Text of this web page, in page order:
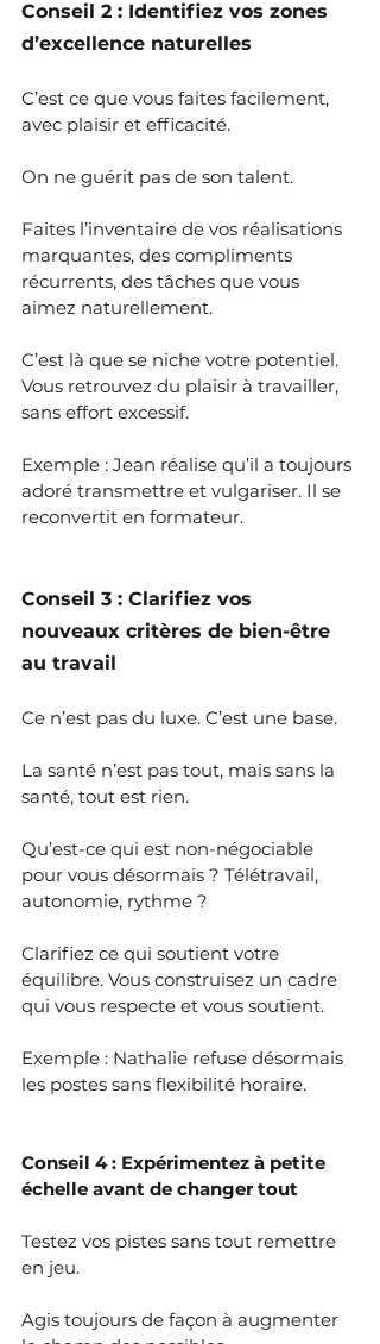
Conseil 2 : Identifiez vos zones
d’excellence naturelles
C’est ce que vous faites facilement,
avec plaisir et efficacité.
On ne guérit pas de son talent.
Faites l’inventaire de vos réalisations
marquantes, des compliments
récurrents, des tâches que vous
aimez naturellement.
C’est là que se niche votre potentiel.
Vous retrouvez du plaisir à travailler,
sans effort excessif.
Exemple : Jean réalise qu’il a toujours
adoré transmettre et vulgariser. Il se
reconvertit en formateur.
Conseil 3 : Clarifiez vos
nouveaux critères de bien-être
au travail
Ce n’est pas du luxe. C’est une base.
La santé n’est pas tout, mais sans la
santé, tout est rien.
Qu’est-ce qui est non-négociable
pour vous désormais ? Télétravail,
autonomie, rythme ?
Clarifiez ce qui soutient votre
équilibre. Vous construisez un cadre
qui vous respecte et vous soutient.
Exemple : Nathalie refuse désormais
les postes sans flexibilité horaire.
Conseil 4 : Expérimentez à petite
échelle avant de changer tout
Testez vos pistes sans tout remettre
en jeu.
Agis toujours de façon à augmenter